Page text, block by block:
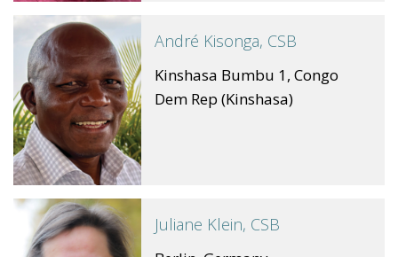
André Kisonga, CSB
Kinshasa Bumbu 1, Congo
Dem Rep (Kinshasa)
Juliane Klein, CSB